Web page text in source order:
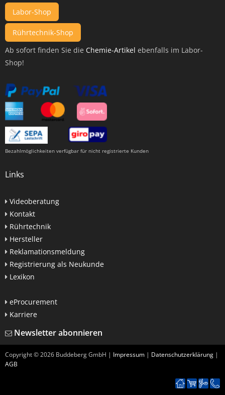
Labor-Shop
Rührtechnik-Shop
Ab sofort finden Sie die Chemie-Artikel ebenfalls im Labor-
Shop!
Bezahlmöglichkeiten verfügbar für nicht registrierte Kunden
Links
Videoberatung
Kontakt
Rührtechnik
Hersteller
Reklamationsmeldung
Registrierung als Neukunde
Lexikon
eProcurement
Karriere
Newsletter abonnieren
Copyright ©2026 Buddeberg GmbH | Impressum | Datenschutzerklärung |
AGB